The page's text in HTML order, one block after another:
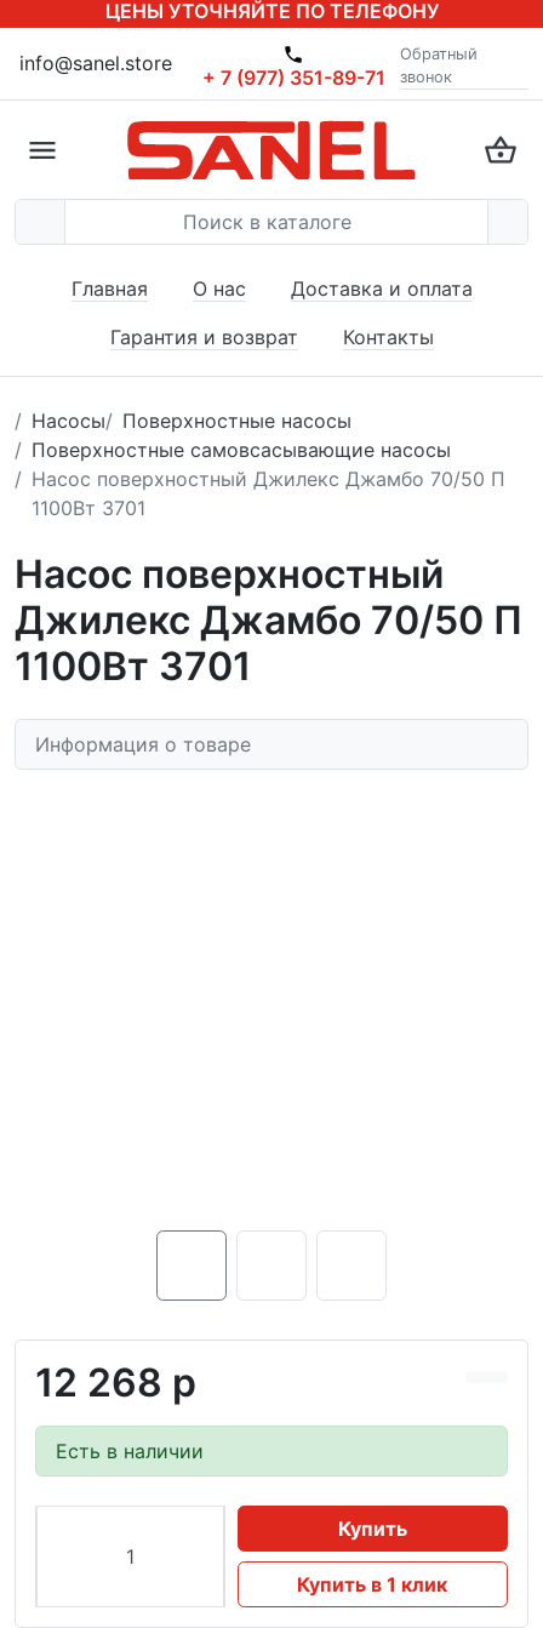
ЦЕНЫ УТОЧНЯЙТЕ ПО ТЕЛЕФОНУ
info@sanel.store
+ 7 (977) 351-89-71
Обратный
звонок
Главная О нас
Доставка и оплата
Гарантия и возврат
Контакты
Насосы
Поверхностные насосы
Поверхностные самовсасывающие насосы
Насос поверхностный Джилекс Джамбо 70/50 П
1100Вт 3701
Насос поверхностный
Джилекс Джамбо 70/50 П
1100Вт 3701
Информация о товаре
12 268 р
Есть в наличии
Купить
Купить в 1 клик